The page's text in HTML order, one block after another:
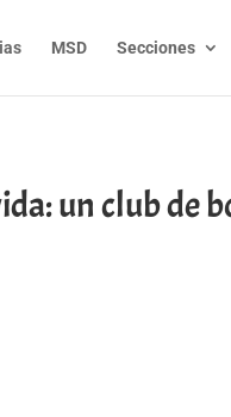
MSD Secciones
un club de